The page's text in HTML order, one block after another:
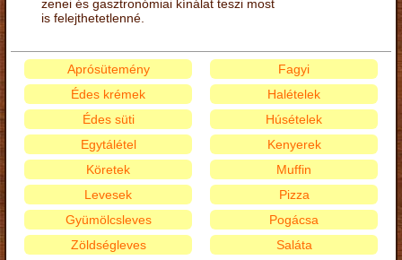
zenei és gasztronómiai kínálat teszi most
is felejthetetlenné.
Aprósütemény
Édes krémek
Édes süti
Egytálétel
Fagyi
Halételek
Húsételek
Kenyerek
Köretek
Levesek
Gyümölcsleves
Zöldségleves
Muffin
Pizza
Pogácsa
Saláta